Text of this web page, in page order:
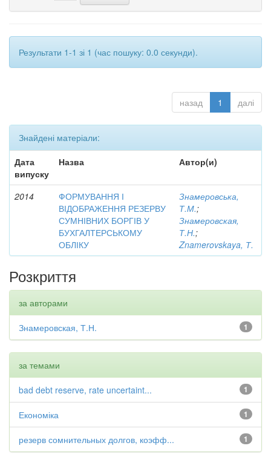
Результати 1-1 зі 1 (час пошуку: 0.0 секунди).
назад 1 далі
Знайдені матеріали:
Дата
випуску
Назва Автор(и)
2014
ФОРМУВАННЯ І
ВІДОБРАЖЕННЯ РЕЗЕРВУ
СУМНІВНИХ БОРГІВ У
БУХГАЛТЕРСЬКОМУ
ОБЛІКУ
Знамеровська,
Т.М.;
Знамеровская,
Т.Н.;
Znamerovskaya, Т.
Розкриття
за авторами
1
Знамеровская, Т.Н.
за темами
1
bad debt reserve, rate uncertaint...
1
Економіка
1
резерв сомнительных долгов, коэфф...